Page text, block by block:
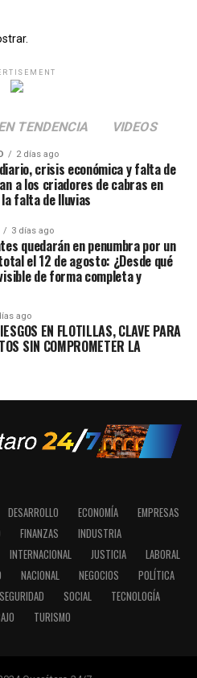
TENDENCIA VIDEOS
2 días ago
crisis económica y falta de
a los criadores de cabras en
falta de lluvias
3 días ago
quedarán en penumbra por un
el 12 de agosto: ¿Desde qué
de forma completa y
ago
EN FLOTILLAS, CLAVE PARA
SIN COMPROMETER LA
DESARROLLO ECONOMÍA
EMPRESAS
FINANZAS
INDUSTRIA
INTERNACIONAL JUSTICIA
LABORAL
NACIONAL NEGOCIOS
POLÍTICA
SEGURIDAD SOCIAL
TECNOLOGÍA
TURISMO